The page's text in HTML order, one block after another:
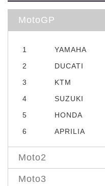
MotoGP
1 YAMAHA
2
DUCATI
3
KTM
4
SUZUKI
5
HONDA
6
APRILIA
Moto2
Moto3